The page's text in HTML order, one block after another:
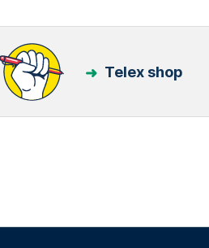
Telex shop